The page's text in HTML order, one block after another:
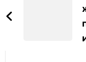
записям